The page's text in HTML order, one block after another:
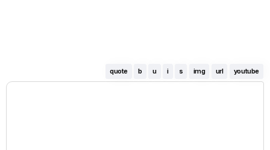
quote b u i s img url youtube